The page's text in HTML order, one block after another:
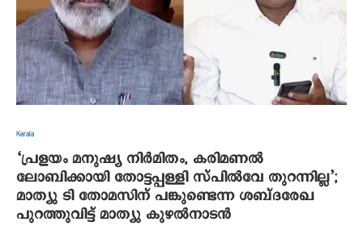
Kerala
‘പ്രളയം മനുഷ്യ നിര്‍മിതം, കരിമണൽ
ലോബിക്കായി തോട്ടപ്പള്ളി സ്പിൽവേ തുറന്നില്ല’;
മാത്യു ടി തോമസിന് പങ്കുണ്ടെന്ന ശബ്ദരേഖ
പുറത്തുവിട്ട് മാത്യു കുഴൽനാടൻ